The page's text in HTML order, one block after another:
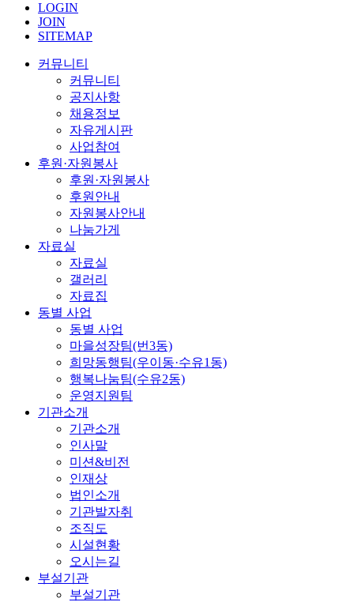
LOGIN
JOIN
SITEMAP
커뮤니티
커뮤니티
공지사항
채용정보
자유게시판
사업참여
후원·자원봉사
후원·자원봉사
후원안내
자원봉사안내
나눔가게
자료실
자료실
갤러리
자료집
동별 사업
동별 사업
마을성장팀(번3동)
희망동행팀(우이동·수유1동)
행복나눔팀(수유2동)
운영지원팀
기관소개
기관소개
인사말
미션&비전
인재상
법인소개
기관발자취
조직도
시설현황
오시는길
부설기관
부설기관